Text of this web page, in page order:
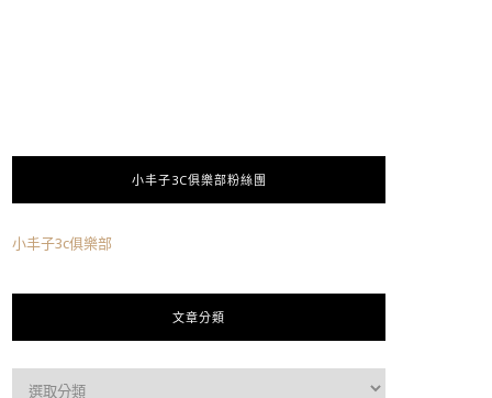
小丰子3C俱樂部粉絲團
小丰子3c俱樂部
文章分類